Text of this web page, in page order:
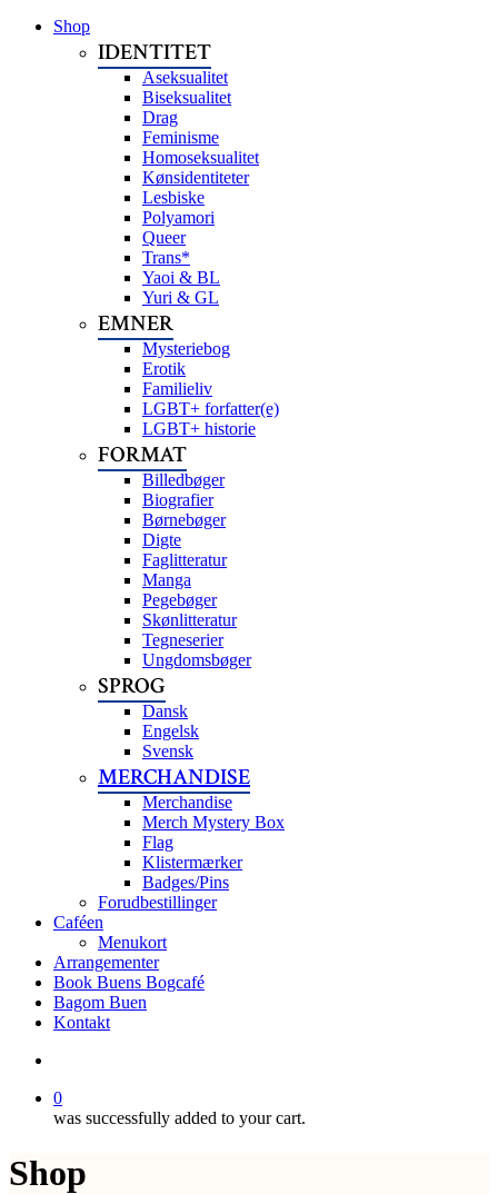
Shop
IDENTITET
Aseksualitet
Biseksualitet
Drag
Feminisme
Homoseksualitet
Kønsidentiteter
Lesbiske
Polyamori
Queer
Trans*
Yaoi & BL
Yuri & GL
EMNER
Mysteriebog
Erotik
Familieliv
LGBT+ forfatter(e)
LGBT+ historie
FORMAT
Billedbøger
Biografier
Børnebøger
Digte
Faglitteratur
Manga
Pegebøger
Skønlitteratur
Tegneserier
Ungdomsbøger
SPROG
Dansk
Engelsk
Svensk
MERCHANDISE
Merchandise
Merch Mystery Box
Flag
Klistermærker
Badges/Pins
Forudbestillinger
Caféen
Menukort
Arrangementer
Book Buens Bogcafé
Bagom Buen
Kontakt
0
was successfully added to your cart.
Shop